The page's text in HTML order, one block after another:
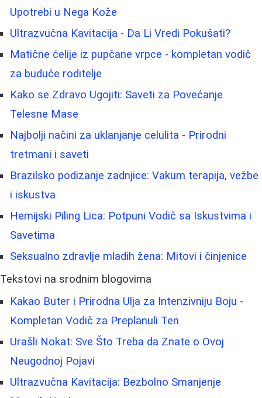
Upotrebi u Nega Kože
Ultrazvučna Kavitacija - Da Li Vredi Pokušati?
Matične ćelije iz pupčane vrpce - kompletan vodič
za buduće roditelje
Kako se Zdravo Ugojiti: Saveti za Povećanje
Telesne Mase
Najbolji načini za uklanjanje celulita - Prirodni
tretmani i saveti
Brazilsko podizanje zadnjice: Vakum terapija, vežbe
i iskustva
Hemijski Piling Lica: Potpuni Vodič sa Iskustvima i
Savetima
Seksualno zdravlje mladih žena: Mitovi i činjenice
Tekstovi na srodnim blogovima
Kakao Buter i Prirodna Ulja za Intenzivniju Boju -
Kompletan Vodič za Preplanuli Ten
Urašli Nokat: Sve Što Treba da Znate o Ovoj
Neugodnoj Pojavi
Ultrazvučna Kavitacija: Bezbolno Smanjenje